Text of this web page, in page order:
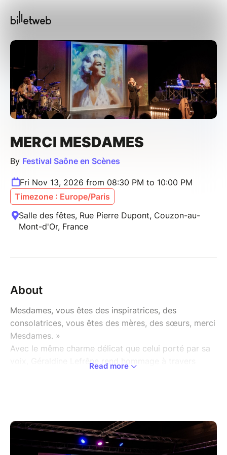
MERCI MESDAMES
By Festival Saône en Scènes
Fri Nov 13, 2026 from 08:30 PM to 10:00 PM
Timezone : Europe/Paris
Salle des fêtes, Rue Pierre Dupont, Couzon-au-
Mont-d'Or, France
About
Mesdames, vous êtes des inspiratrices, des
consolatrices, vous êtes des mères, des sœurs, merci
Mesdames. »
Avec le même charme délicat que celui porté par sa
voix, Géraldine Lefrêne rend hommage à travers
« Dans un ciel toujours mouvant surgissent les «
étoiles » de cœur de Géraldine, des femmes
Read more